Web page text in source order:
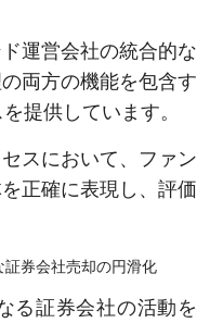
運営会社の統合的な
両方の機能を包含す
提供しています。
スにおいて、ファン
正確に表現し、評価
券会社売却の円滑化
る証券会社の活動を